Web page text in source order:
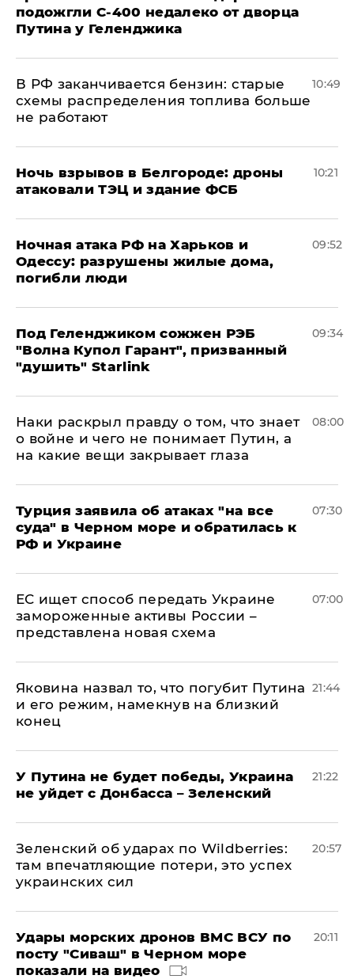
подожгли С-400 недалеко от дворца
Путина у Геленджика
​В РФ заканчивается бензин: старые
схемы распределения топлива больше
не работают
10:49
​Ночь взрывов в Белгороде: дроны
атаковали ТЭЦ и здание ФСБ
10:21
​Ночная атака РФ на Харьков и
Одессу: разрушены жилые дома,
погибли люди
09:52
Под Геленджиком сожжен РЭБ
"Волна Купол Гарант", призванный
"душить" Starlink
09:34
Наки раскрыл правду о том, что знает
о войне и чего не понимает Путин, а
на какие вещи закрывает глаза
08:00
Турция заявила об атаках "на все
суда" в Черном море и обратилась к
РФ и Украине
07:30
ЕС ищет способ передать Украине
замороженные активы России –
представлена новая схема
07:00
Яковина назвал то, что погубит Путина
и его режим, намекнув на близкий
конец
21:44
У Путина не будет победы, Украина
не уйдет с Донбасса – Зеленский
21:22
Зеленский об ударах по Wildberries:
там впечатляющие потери, это успех
украинских сил
20:57
Удары морских дронов ВМС ВСУ по
посту "Сиваш" в Черном море
показали на видео
20:11